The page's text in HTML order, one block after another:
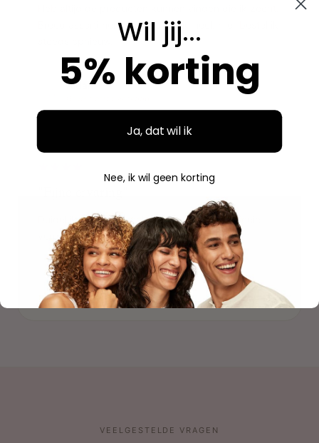
Breed assortiment en alles is origineel. Hier bestel ik
Aidan
"
Duidelijke website, makkelijk bestellen en mooie
verpakking. Volgende keer weer.
S Savannah
Geverifieerde aankoop
VEELGESTELDE VRAGEN
Wil jij...
5% korting
Ja, dat wil ik
Nee, ik wil geen korting